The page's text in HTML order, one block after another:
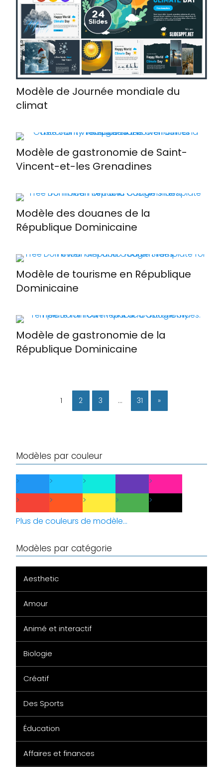
Modèle de Journée mondiale du
climat
Modèle de gastronomie de Saint-
Vincent-et-les Grenadines
Modèle des douanes de la
République Dominicaine
Modèle de tourisme en République
Dominicaine
Modèle de gastronomie de la
République Dominicaine
1 2 3 … 31 »
Modèles par couleur
Plus de couleurs de modèle...
Modèles par catégorie
Aesthetic
Amour
Animé et interactif
Biologie
Créatif
Des Sports
Éducation
Affaires et finances